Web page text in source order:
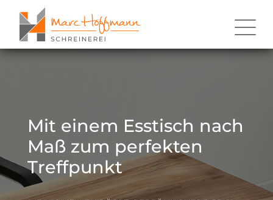
Mit einem Esstisch nach
Maß zum perfekten
Treffpunkt